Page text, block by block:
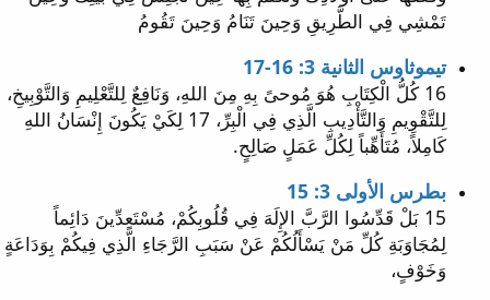
تَمْشِي فِي الطَّرِيقِ وَحِينَ تَنَامُ وَحِينَ تَقُومُ
تيموثاوس الثانية 3: 16-17
16 كُلُّ الْكِتَابِ هُوَ مُوحىً بِهِ مِنَ اللهِ، وَنَافِعٌ لِلتَّعْلِيمِ وَالتَّوْبِيخِ،
لِلتَّقْوِيمِ وَالتَّأْدِيبِ الَّذِي فِي الْبِرِّ، 17 لِكَيْ يَكُونَ إِنْسَانُ اللهِ
كَامِلاً، مُتَأَهِّباً لِكُلِّ عَمَلٍ صَالِحٍ.
بطرس الأولى 3: 15
15 بَلْ قَدِّسُوا الرَّبَّ الإِلَهَ فِي قُلُوبِكُمْ، مُسْتَعِدِّينَ دَائِماً
لِمُجَاوَبَةِ كُلِّ مَنْ يَسْأَلُكُمْ عَنْ سَبَبِ الرَّجَاءِ الَّذِي فِيكُمْ بِوَدَاعَةٍ
وَخَوْفٍ،